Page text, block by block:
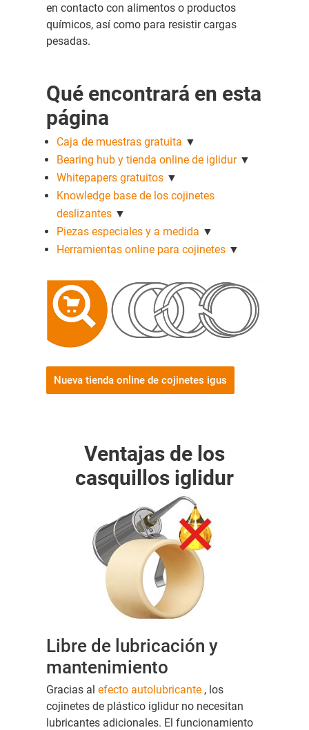
en contacto con alimentos o productos
químicos, así como para resistir cargas
pesadas.
Qué encontrará en esta
página
Caja de muestras gratuita ▼
Bearing hub y tienda online de iglidur▼
Whitepapers gratuitos▼
Knowledge base de los cojinetes
deslizantes▼
Piezas especiales y a medida ▼
Herramientas online para cojinetes▼
Nueva tienda online de cojinetes igus
Ventajas de los
casquillos iglidur
Libre de lubricación y
mantenimiento
Gracias al efecto autolubricante , los
cojinetes de plástico iglidur no necesitan
lubricantes adicionales. El funcionamiento